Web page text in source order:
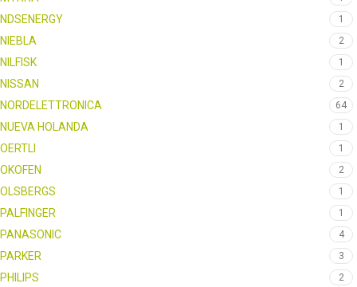
NDSENERGY 1
NIEBLA 2
NILFISK 1
NISSAN 2
NORDELETTRONICA 64
NUEVA HOLANDA 1
OERTLI 1
OKOFEN 2
OLSBERGS 1
PALFINGER 1
PANASONIC 4
PARKER 3
PHILIPS 2